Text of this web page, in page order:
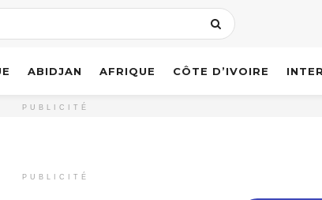
ABIDJAN AFRIQUE CÔTE D’IVOIRE
PUBLICITÉ
PUBLICITÉ